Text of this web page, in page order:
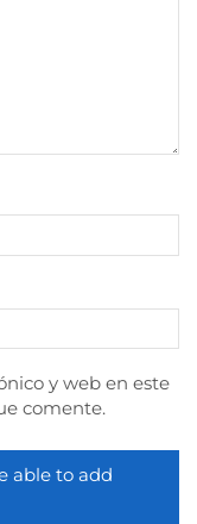
y web en este
comente.
able to add